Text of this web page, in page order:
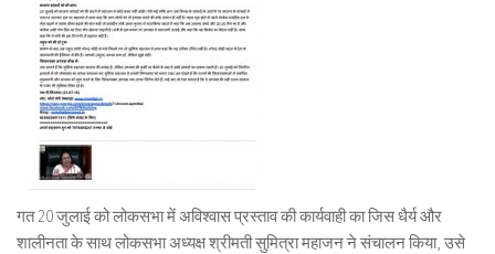
गत 20 जुलाई को लोकसभा में अविश्वास प्रस्ताव की कार्यवाही का जिस धैर्य और
शालीनता के साथ लोकसभा अध्यक्ष श्रीमती सुमित्रा महाजन ने संचालन किया, उसे